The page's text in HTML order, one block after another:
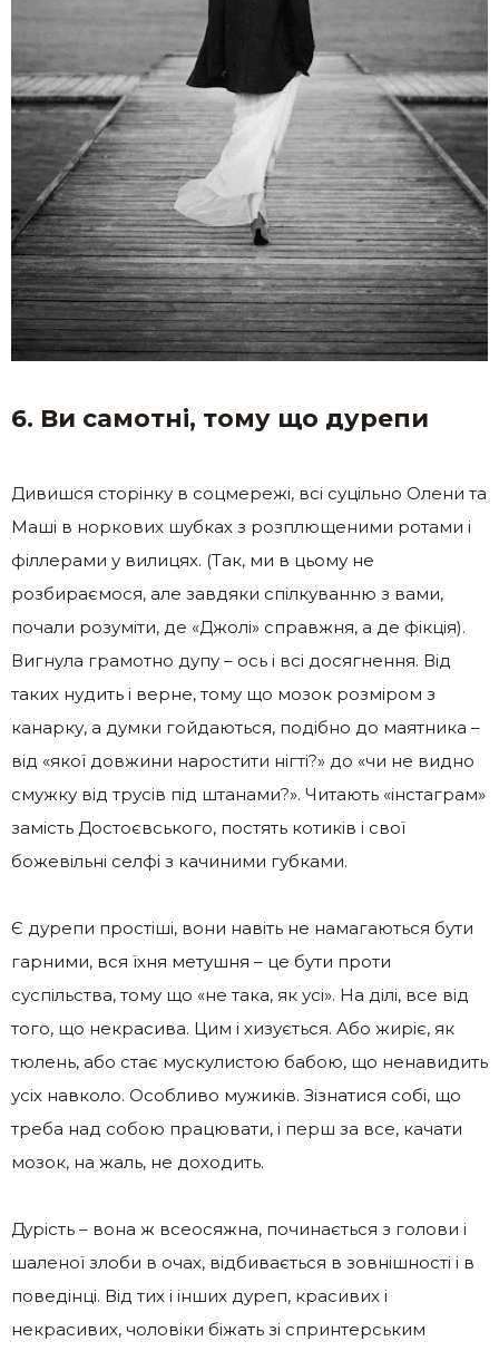
6. Ви самотні, тому що дурепи
Дивишся сторінку в соцмережі, всі суцільно Олени та
Маші в норкових шубках з розплющеними ротами і
філлерами у вилицях. (Так, ми в цьому не
розбираємося, але завдяки спілкуванню з вами,
почали розуміти, де «Джолі» справжня, а де фікція).
Вигнула грамотно дупу – ось і всі досягнення. Від
таких нудить і верне, тому що мозок розміром з
канарку, а думки гойдаються, подібно до маятника –
від «якої довжини наростити нігті?» до «чи не видно
смужку від трусів під штанами?». Читають «інстаграм»
замість Достоєвського, постять котиків і свої
божевільні селфі з качиними губками.
Є дурепи простіші, вони навіть не намагаються бути
гарними, вся їхня метушня – це бути проти
суспільства, тому що «не така, як усі». На ділі, все від
того, що некрасива. Цим і хизується. Або жиріє, як
тюлень, або стає мускулистою бабою, що ненавидить
усіх навколо. Особливо мужиків. Зізнатися собі, що
треба над собою працювати, і перш за все, качати
мозок, на жаль, не доходить.
Дурість – вона ж всеосяжна, починається з голови і
шаленої злоби в очах, відбивається в зовнішності і в
поведінці. Від тих і інших дуреп, красивих і
некрасивих, чоловіки біжать зі спринтерським